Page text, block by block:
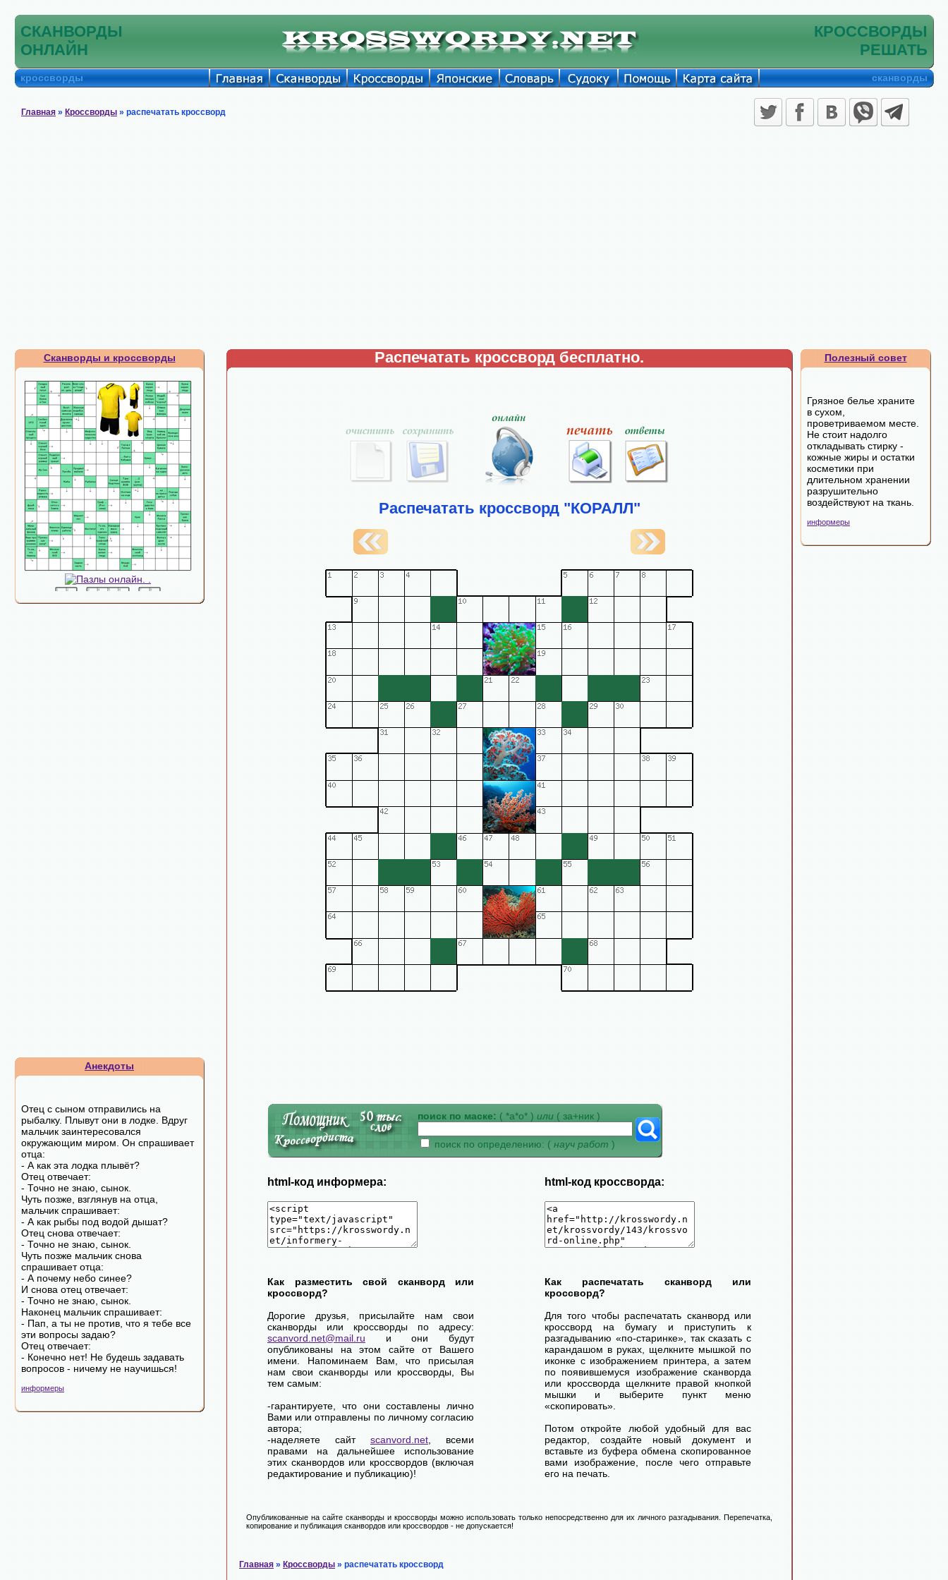
СКАНВОРДЫ
ОНЛАЙН
КРОССВОРДЫ
РЕШАТЬ
кроссворды сканворды
Главная » Кроссворды » распечатать кроссворд
Сканворды и кроссворды
Анекдоты
Отец с сыном отправились на
рыбалку. Плывут они в лодке. Вдруг
мальчик заинтересовался
окружающим миром. Он спрашивает
отца:
- А как эта лодка плывёт?
Отец отвечает:
- Точно не знаю, сынок.
Чуть позже, взглянув на отца,
мальчик спрашивает:
- А как рыбы под водой дышат?
Отец снова отвечает:
- Точно не знаю, сынок.
Чуть позже мальчик снова
спрашивает отца:
- А почему небо синее?
И снова отец отвечает:
- Точно не знаю, сынок.
Наконец мальчик спрашивает:
- Пап, а ты не против, что я тебе все
эти вопросы задаю?
Отец отвечает:
- Конечно нет! Не будешь задавать
вопросов - ничему не научишься!
информеры
Распечатать кроссворд бесплатно.
Распечатать кроссворд "КОРАЛЛ"
поиск по маске: ( *а*о* ) или ( за+ник )
поиск по определению: ( науч работ )
html-код информера: html-код кроссворда:
Как разместить свой сканворд или
кроссворд?
Дорогие друзья, присылайте нам свои
сканворды или кроссворды по адресу:
scanvord.net@mail.ru и они будут
опубликованы на этом сайте от Вашего
имени. Напоминаем Вам, что присылая
нам свои сканворды или кроссворды, Вы
тем самым:
-гарантируете, что они составлены лично
Вами или отправлены по личному согласию
автора;
-наделяете сайт scanvord.net , всеми
правами на дальнейшее использование
этих сканвордов или кроссвордов (включая
редактирование и публикацию)!
Как распечатать сканворд или
кроссворд?
Для того чтобы распечатать сканворд или
кроссворд на бумагу и приступить к
разгадыванию «по-старинке», так сказать с
карандашом в руках, щелкните мышкой по
иконке с изображением принтера, а затем
по появившемуся изображение сканворда
или кроссворда щелкните правой кнопкой
мышки и выберите пункт меню
«скопировать».
Потом откройте любой удобный для вас
редактор, создайте новый документ и
вставьте из буфера обмена скопированное
вами изображение, после чего отправьте
его на печать.
Опубликованные на сайте сканворды и кроссворды можно использовать только непосредственно для их личного разгадывания. Перепечатка,
копирование и публикация сканвордов или кроссвордов - не допускается!
Главная » Кроссворды » распечатать кроссворд
Полезный совет
Грязное белье храните
в сухом,
проветриваемом месте.
Не стоит надолго
откладывать стирку -
кожные жиры и остатки
косметики при
длительном хранении
разрушительно
воздействуют на ткань.
информеры